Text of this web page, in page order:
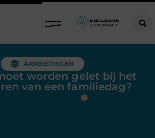
AANBIEDINGEN
worden gelet bij het
van een familiedag?